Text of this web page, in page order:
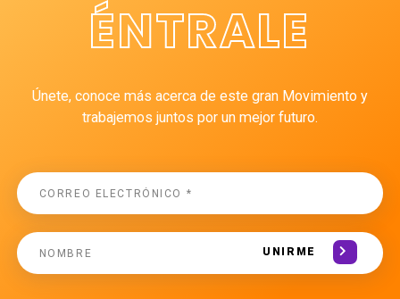
ÉNTRALE
Únete, conoce más acerca de este gran Movimiento y
trabajemos juntos por un mejor futuro.
UNIRME